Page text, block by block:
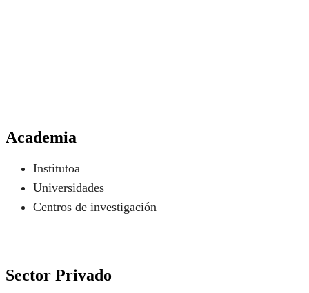
Academia
Institutoa
Universidades
Centros de investigación
Sector Privado